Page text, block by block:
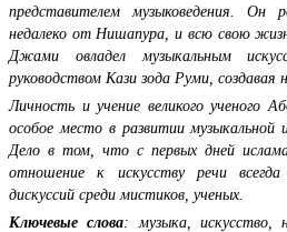
представителем музыковедения.
недалеко от Нишапура, и всю свою
Джами овладел музыкальным
руководством Кази зода Руми,
Личность и учение великого ученого
особое место в развитии музыкальной
Дело в том, что с первых дней ислама
отношение к искусству речи
дискуссий среди мистиков, ученых.
Ключевые слова: музыка, искусство,